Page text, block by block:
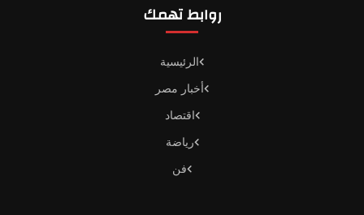
روابط تهمك
الرئيسية
أخبار مصر
اقتصاد
رياضة
فن